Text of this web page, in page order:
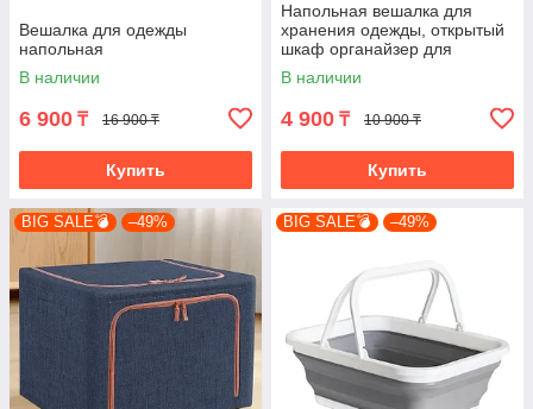
Вешалка для одежды
напольная
В наличии
6 900 ₸ 16 900 ₸
Купить
Напольная вешалка для
хранения одежды, открытый
шкаф органайзер для
одежды на 4 полки
В наличии
4 900 ₸ 10 900 ₸
Купить
BIG SALE💣 –49% BIG SALE💣 –49%